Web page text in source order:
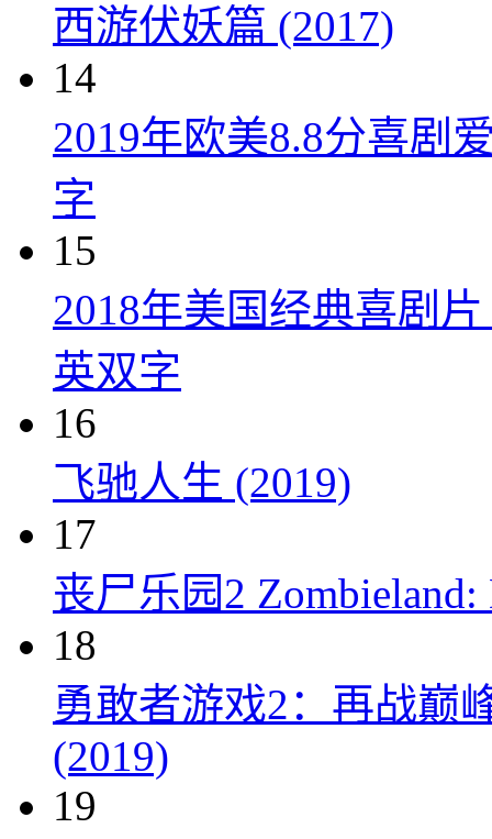
西游伏妖篇 (2017)
14
2019年欧美8.8分喜剧
字
15
2018年美国经典喜剧
英双字
16
飞驰人生 (2019)
17
丧尸乐园2 Zombieland:
18
勇敢者游戏2：再战巅
(2019)
19